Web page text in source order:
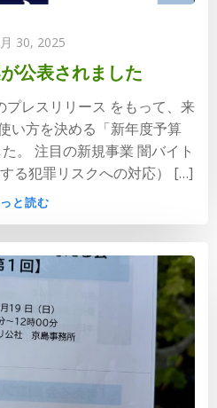
30, 2025
公表されました
レスリリース をもって、来
い方を決める「新年度予算
。 注目の新規事業 闇バイト
る犯罪リスクへの対応） […]
と読む